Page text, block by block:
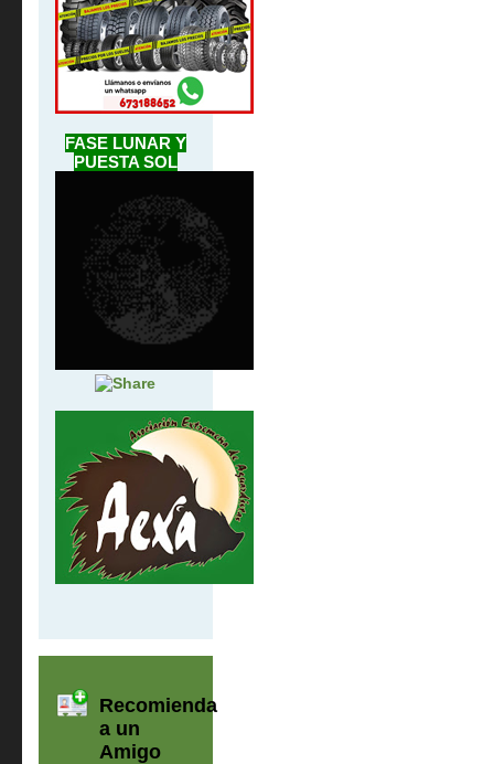
FASE LUNAR Y
PUESTA SOL
Recomienda
a un
Amigo